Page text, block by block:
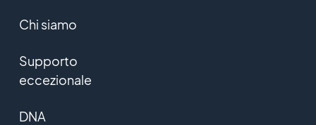
Chi siamo
Supporto
eccezionale
DNA